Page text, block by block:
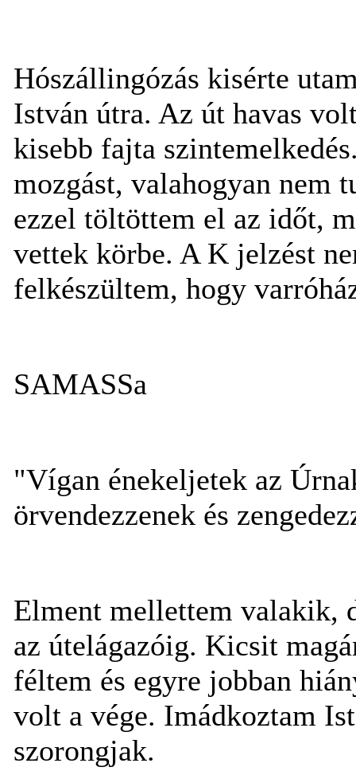
Hószállingózás kisérte
István útra. Az út havas
kisebb fajta
mozgást, valahogyan nem
ezzel töltöttem el az időt,
vettek körbe. A K jelzést
felkészültem, hogy
SAMASSa
"Vígan énekeljetek az
örvendezzenek és
Elment mellettem valakik,
az útelágazóig. Kicsit
féltem és egyre jobban
volt a vége. Imádkoztam
szorongjak.